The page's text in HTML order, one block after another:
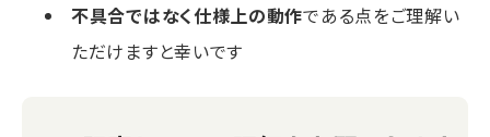
不具合ではなく仕様上の動作である点をご理解い
ただけますと幸いです